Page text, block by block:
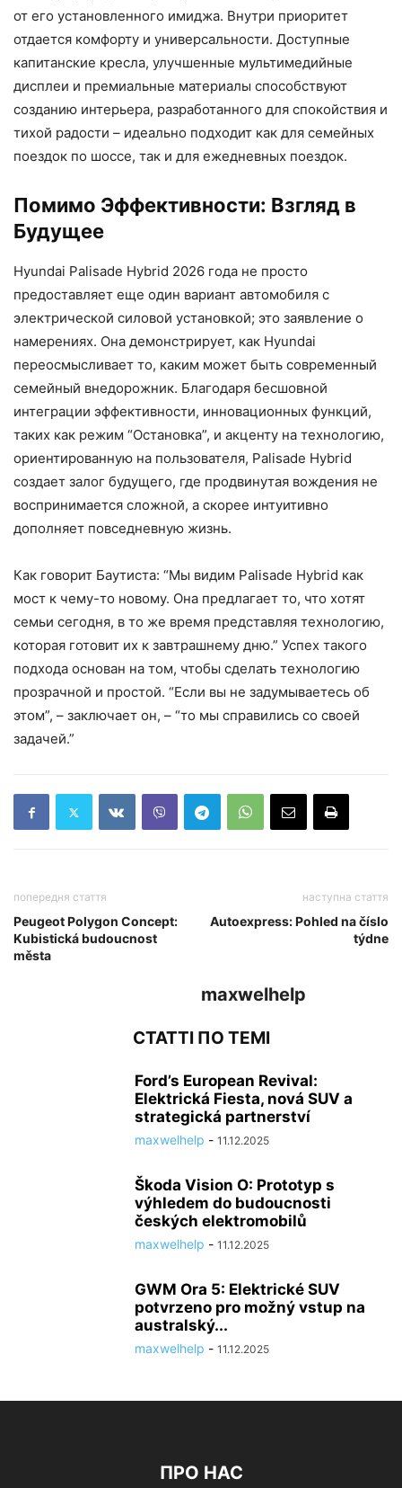
от его установленного имиджа. Внутри приоритет
отдается комфорту и универсальности. Доступные
капитанские кресла, улучшенные мультимедийные
дисплеи и премиальные материалы способствуют
созданию интерьера, разработанного для спокойствия и
тихой радости – идеально подходит как для семейных
поездок по шоссе, так и для ежедневных поездок.
Помимо Эффективности: Взгляд в
Будущее
Hyundai Palisade Hybrid 2026 года не просто
предоставляет еще один вариант автомобиля с
электрической силовой установкой; это заявление о
намерениях. Она демонстрирует, как Hyundai
переосмысливает то, каким может быть современный
семейный внедорожник. Благодаря бесшовной
интеграции эффективности, инновационных функций,
таких как режим “Остановка”, и акценту на технологию,
ориентированную на пользователя, Palisade Hybrid
создает залог будущего, где продвинутая вождения не
воспринимается сложной, а скорее интуитивно
дополняет повседневную жизнь.
Как говорит Баутиста: “Мы видим Palisade Hybrid как
мост к чему-то новому. Она предлагает то, что хотят
семьи сегодня, в то же время представляя технологию,
которая готовит их к завтрашнему дню.” Успех такого
подхода основан на том, чтобы сделать технологию
прозрачной и простой. “Если вы не задумываетесь об
этом”, – заключает он, – “то мы справились со своей
задачей.”
попередня стаття
Peugeot Polygon Concept:
Kubistická budoucnost
města
наступна стаття
Autoexpress: Pohled na číslo
týdne
maxwelhelp
СТАТТІ ПО ТЕМІ
Ford’s European Revival:
Elektrická Fiesta, nová SUV a
strategická partnerství
maxwelhelp - 11.12.2025
Škoda Vision O: Prototyp s
výhledem do budoucnosti
českých elektromobilů
maxwelhelp - 11.12.2025
GWM Ora 5: Elektrické SUV
potvrzeno pro možný vstup na
australský...
maxwelhelp - 11.12.2025
ПРО НАС